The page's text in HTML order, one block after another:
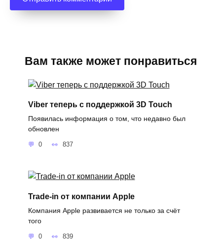
Вам также может понравиться
Viber теперь с поддержкой 3D Touch
Появилась информация о том, что недавно был
обновлен
0 837
Trade-in от компании Apple
Компания Apple развивается не только за счёт
того
0 839